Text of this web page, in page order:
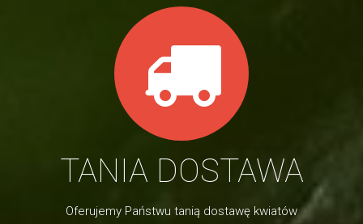
TANIA DOSTAWA
Oferujemy Państwu tanią dostawę kwiatów